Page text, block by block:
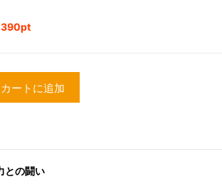
390pt
カートに追加
との闘い